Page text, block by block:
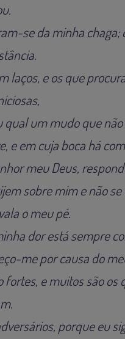
se da minha chaga;
laços, e os que
qual um mudo que
e em cuja boca há
meu Deus,
sobre mim e não
o meu pé.
dor está sempre
me por causa do
fortes, e muitos são os
porque eu